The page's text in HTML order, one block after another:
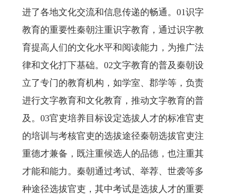
进了各地文化交流和信息传递的畅通。01识字
教育的重要性秦朝注重识字教育，通过识字教
育提高人们的文化水平和阅读能力，为推广法
律和文化打下基础。02文字教育的普及秦朝设
立了专门的教育机构，如学室、郡学等，负责
进行文字教育和文化教育，推动文字教育的普
及。03官吏培养目标设定选拔人才的标准官吏
的培训与考核官吏的选拔途径秦朝选拔官吏注
重德才兼备，既注重候选人的品德，也注重其
才能和能力。秦朝通过考试、举荐、世袭等多
种途径选拔官吏，其中考试是选拔人才的重要